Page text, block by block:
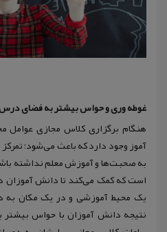
غوطه وری و حواس بیشتر به فضای
هنگام برگزاری کلاس مجازی
آموز وجود دارد که باعث می‌شود؛
به صحبت‌ها و آموزش معلم نداشته
است که کمک می‌کند تا دانش
یک محیط آموزشی و در یک مکان به
نتیجه دانش آموزان با حواس بیشتر